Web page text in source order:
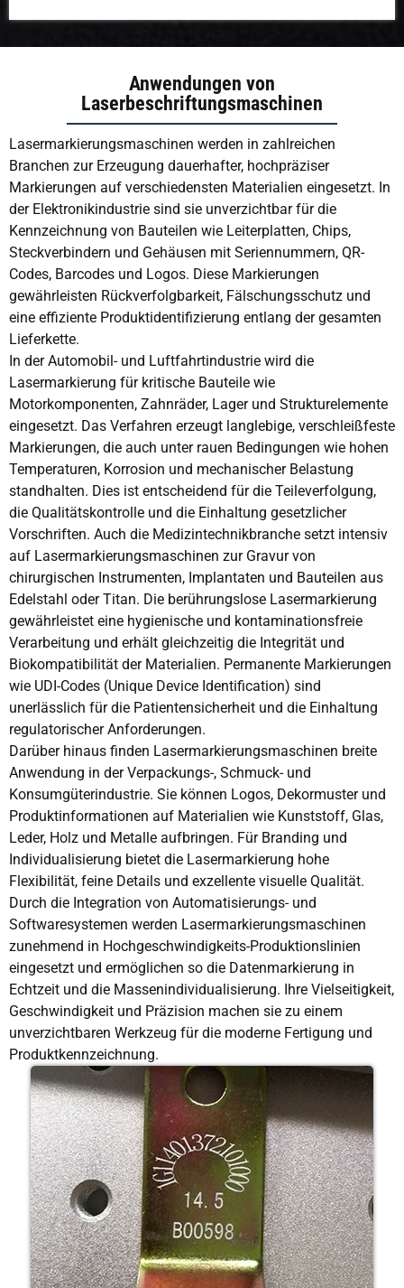
Anwendungen von
Laserbeschriftungsmaschinen
Lasermarkierungsmaschinen werden in zahlreichen
Branchen zur Erzeugung dauerhafter, hochpräziser
Markierungen auf verschiedensten Materialien eingesetzt. In
der Elektronikindustrie sind sie unverzichtbar für die
Kennzeichnung von Bauteilen wie Leiterplatten, Chips,
Steckverbindern und Gehäusen mit Seriennummern, QR-
Codes, Barcodes und Logos. Diese Markierungen
gewährleisten Rückverfolgbarkeit, Fälschungsschutz und
eine effiziente Produktidentifizierung entlang der gesamten
Lieferkette.
In der Automobil- und Luftfahrtindustrie wird die
Lasermarkierung für kritische Bauteile wie
Motorkomponenten, Zahnräder, Lager und Strukturelemente
eingesetzt. Das Verfahren erzeugt langlebige, verschleißfeste
Markierungen, die auch unter rauen Bedingungen wie hohen
Temperaturen, Korrosion und mechanischer Belastung
standhalten. Dies ist entscheidend für die Teileverfolgung,
die Qualitätskontrolle und die Einhaltung gesetzlicher
Vorschriften. Auch die Medizintechnikbranche setzt intensiv
auf Lasermarkierungsmaschinen zur Gravur von
chirurgischen Instrumenten, Implantaten und Bauteilen aus
Edelstahl oder Titan. Die berührungslose Lasermarkierung
gewährleistet eine hygienische und kontaminationsfreie
Verarbeitung und erhält gleichzeitig die Integrität und
Biokompatibilität der Materialien. Permanente Markierungen
wie UDI-Codes (Unique Device Identification) sind
unerlässlich für die Patientensicherheit und die Einhaltung
regulatorischer Anforderungen.
Darüber hinaus finden Lasermarkierungsmaschinen breite
Anwendung in der Verpackungs-, Schmuck- und
Konsumgüterindustrie. Sie können Logos, Dekormuster und
Produktinformationen auf Materialien wie Kunststoff, Glas,
Leder, Holz und Metalle aufbringen. Für Branding und
Individualisierung bietet die Lasermarkierung hohe
Flexibilität, feine Details und exzellente visuelle Qualität.
Durch die Integration von Automatisierungs- und
Softwaresystemen werden Lasermarkierungsmaschinen
zunehmend in Hochgeschwindigkeits-Produktionslinien
eingesetzt und ermöglichen so die Datenmarkierung in
Echtzeit und die Massenindividualisierung. Ihre Vielseitigkeit,
Geschwindigkeit und Präzision machen sie zu einem
unverzichtbaren Werkzeug für die moderne Fertigung und
Produktkennzeichnung.